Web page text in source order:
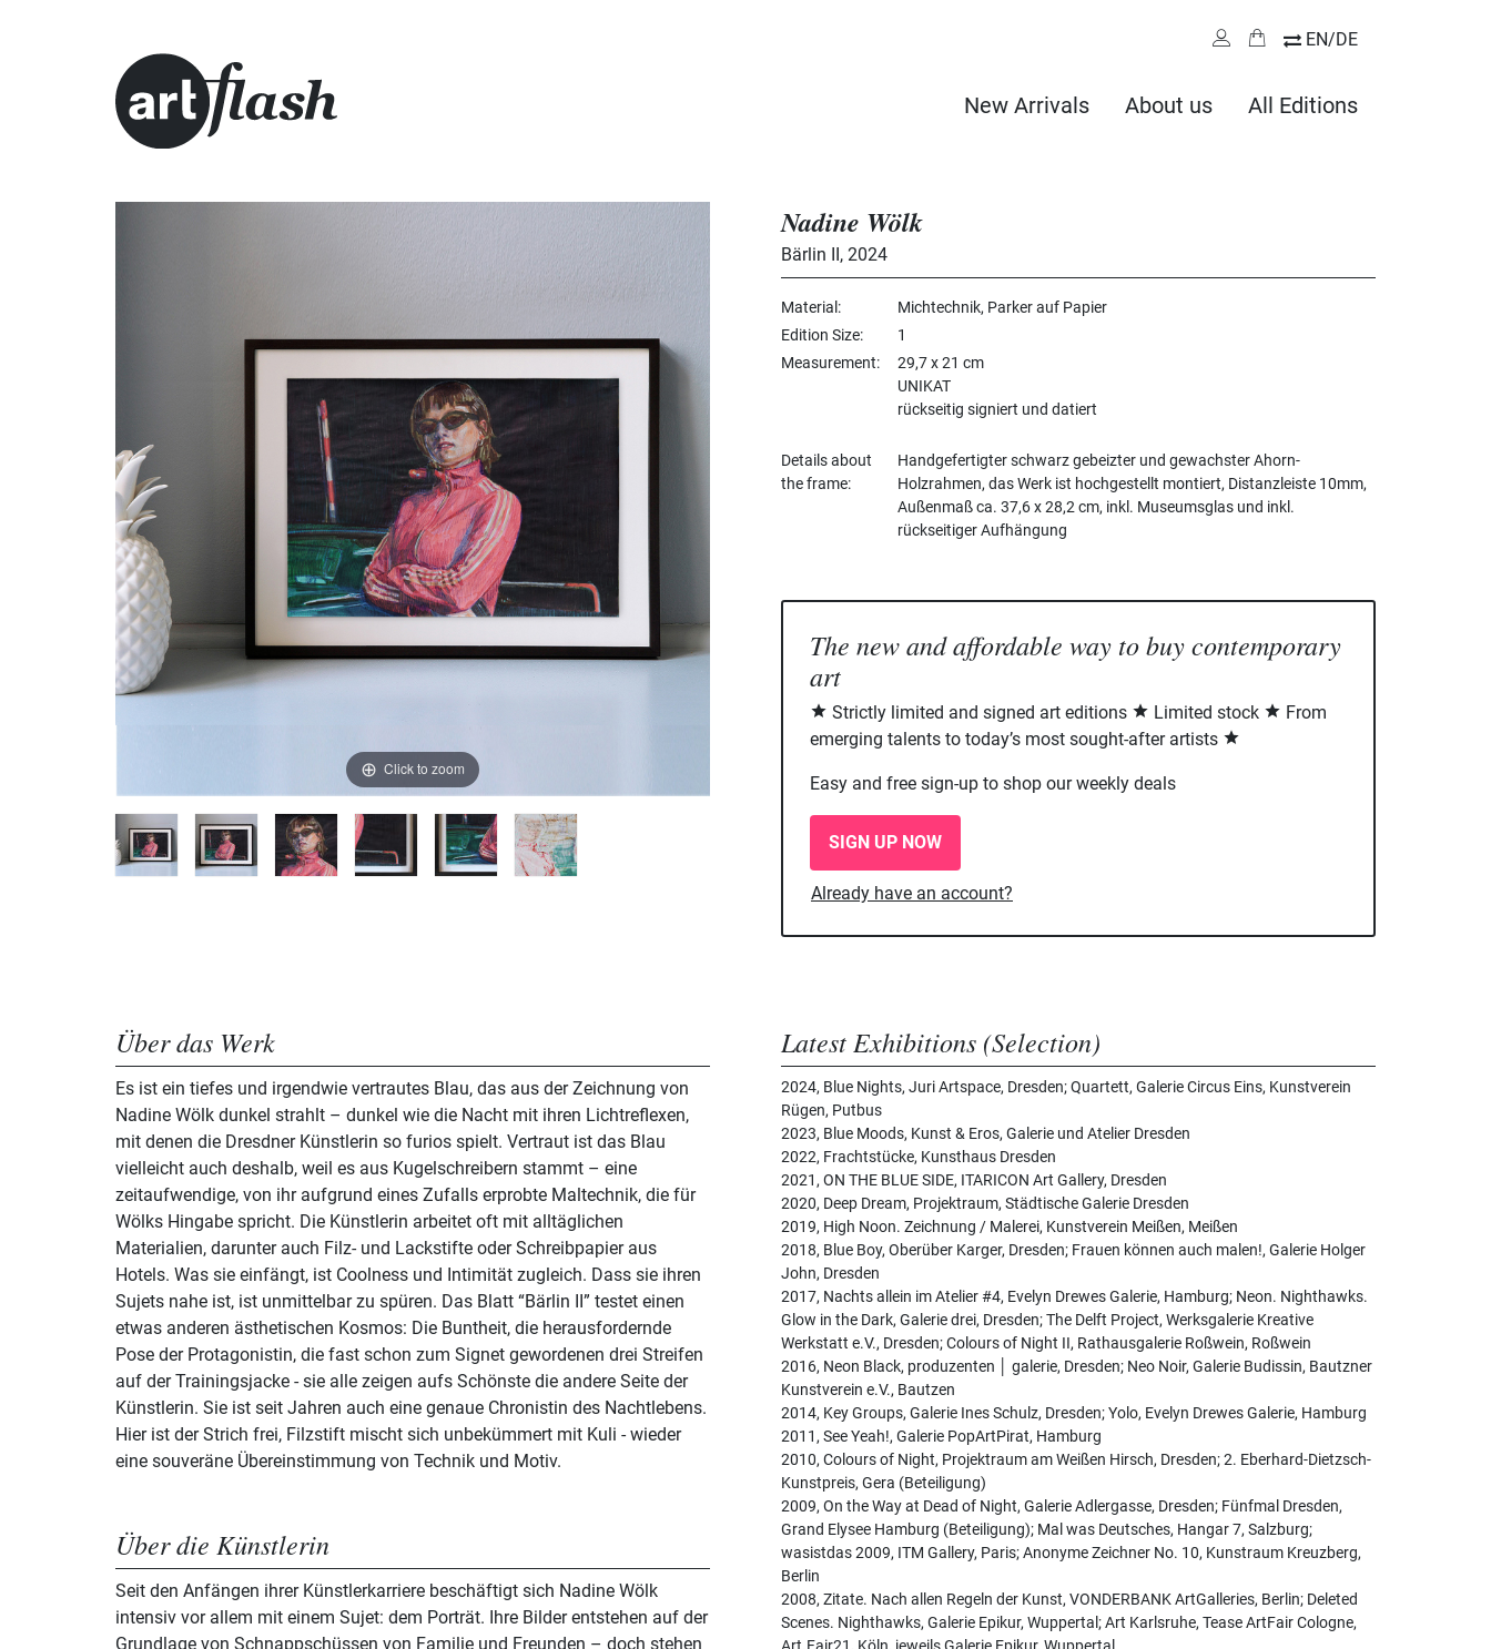
EN/DE
New Arrivals About us All Editions
Click to zoom
Nadine Wölk
Bärlin II, 2024
Material
Michtechnik, Parker auf Papier
Edition Size
1
Measurement
29,7 x 21 cm
UNIKAT
rückseitig signiert und datiert
Details about
the frame
Handgefertigter schwarz gebeizter und gewachster Ahorn-
Holzrahmen, das Werk ist hochgestellt montiert, Distanzleiste 10mm,
Außenmaß ca. 37,6 x 28,2 cm, inkl. Museumsglas und inkl.
rückseitiger Aufhängung
The new and affordable way to buy contemporary
art
Strictly limited and signed art editions Limited stock
From
emerging talents to today’s most sought-after artists
Easy and free sign-up to shop our weekly deals
SIGN UP NOW
Already have an account?
Über das Werk
Es ist ein tiefes und irgendwie vertrautes Blau, das aus der Zeichnung von
Nadine Wölk dunkel strahlt – dunkel wie die Nacht mit ihren Lichtreflexen,
mit denen die Dresdner Künstlerin so furios spielt. Vertraut ist das Blau
vielleicht auch deshalb, weil es aus Kugelschreibern stammt – eine
zeitaufwendige, von ihr aufgrund eines Zufalls erprobte Maltechnik, die für
Wölks Hingabe spricht. Die Künstlerin arbeitet oft mit alltäglichen
Materialien, darunter auch Filz- und Lackstifte oder Schreibpapier aus
Hotels. Was sie einfängt, ist Coolness und Intimität zugleich. Dass sie ihren
Sujets nahe ist, ist unmittelbar zu spüren. Das Blatt “Bärlin II” testet einen
etwas anderen ästhetischen Kosmos: Die Buntheit, die herausfordernde
Pose der Protagonistin, die fast schon zum Signet gewordenen drei Streifen
auf der Trainingsjacke - sie alle zeigen aufs Schönste die andere Seite der
Künstlerin. Sie ist seit Jahren auch eine genaue Chronistin des Nachtlebens.
Hier ist der Strich frei, Filzstift mischt sich unbekümmert mit Kuli - wieder
eine souveräne Übereinstimmung von Technik und Motiv.
Über die Künstlerin
Seit den Anfängen ihrer Künstlerkarriere beschäftigt sich Nadine Wölk
intensiv vor allem mit einem Sujet: dem Porträt. Ihre Bilder entstehen auf der
Grundlage von Schnappschüssen von Familie und Freunden – doch stehen
Latest Exhibitions (Selection)
2024, Blue Nights, Juri Artspace, Dresden; Quartett, Galerie Circus Eins, Kunstverein
Rügen, Putbus
2023, Blue Moods, Kunst & Eros, Galerie und Atelier Dresden
2022, Frachtstücke, Kunsthaus Dresden
2021, ON THE BLUE SIDE, ITARICON Art Gallery, Dresden
2020, Deep Dream, Projektraum, Städtische Galerie Dresden
2019, High Noon. Zeichnung / Malerei, Kunstverein Meißen, Meißen
2018, Blue Boy, Oberüber Karger, Dresden; Frauen können auch malen!, Galerie Holger
John, Dresden
2017, Nachts allein im Atelier #4, Evelyn Drewes Galerie, Hamburg; Neon. Nighthawks.
Glow in the Dark, Galerie drei, Dresden; The Delft Project, Werksgalerie Kreative
Werkstatt e.V., Dresden; Colours of Night II, Rathausgalerie Roßwein, Roßwein
2016, Neon Black, produzenten │ galerie, Dresden; Neo Noir, Galerie Budissin, Bautzner
Kunstverein e.V., Bautzen
2014, Key Groups, Galerie Ines Schulz, Dresden; Yolo, Evelyn Drewes Galerie, Hamburg
2011, See Yeah!, Galerie PopArtPirat, Hamburg
2010, Colours of Night, Projektraum am Weißen Hirsch, Dresden; 2. Eberhard-Dietzsch-
Kunstpreis, Gera (Beteiligung)
2009, On the Way at Dead of Night, Galerie Adlergasse, Dresden; Fünfmal Dresden,
Grand Elysee Hamburg (Beteiligung); Mal was Deutsches, Hangar 7, Salzburg;
wasistdas 2009, ITM Gallery, Paris; Anonyme Zeichner No. 10, Kunstraum Kreuzberg,
Berlin
2008, Zitate. Nach allen Regeln der Kunst, VONDERBANK ArtGalleries, Berlin; Deleted
Scenes. Nighthawks, Galerie Epikur, Wuppertal; Art Karlsruhe, Tease ArtFair Cologne,
Art.Fair21, Köln, jeweils Galerie Epikur, Wuppertal